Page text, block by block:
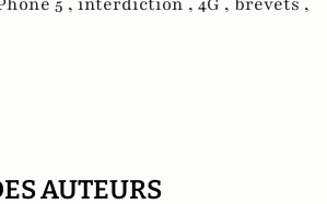
AUTEURS